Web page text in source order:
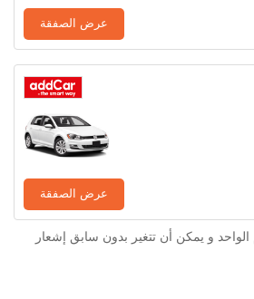
عرض الصفقة
عرض الصفقة
الواحد و يمكن أن تتغير بدون سابق إشعار